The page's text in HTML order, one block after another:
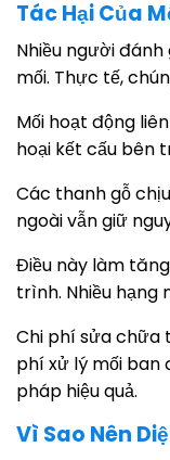
Tác Hại Của
Nhiều người
mối. Thực tế,
Mối hoạt động
hoại kết cấu bên
Các thanh gỗ
ngoài vẫn giữ
Điều này làm
trình. Nhiều hạng
Chi phí sửa chữa
phí xử lý mối ban
pháp hiệu quả.
Vì Sao Nên